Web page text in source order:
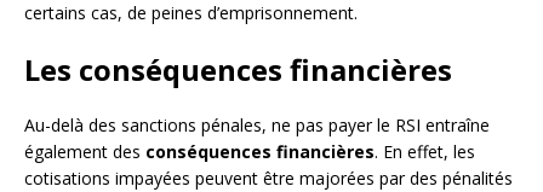
certains cas, de peines d’emprisonnement.
Les conséquences financières
Au-delà des sanctions pénales, ne pas payer le RSI entraîne
également des conséquences financières. En effet, les
cotisations impayées peuvent être majorées par des pénalités